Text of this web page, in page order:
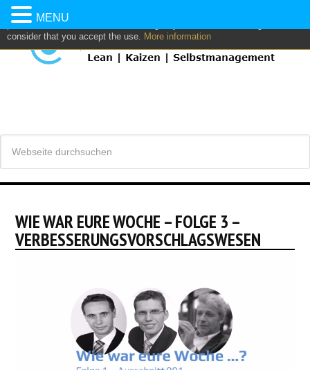
This website uses own and/or third parties cookies to: analyze,
personalize content and/or advertising. If you continue browsing, we
consider that you accept the use. More information
WIE WAR EURE WOCHE – FOLGE 3 –
VERBESSERUNGSVORSCHLAGSWESEN
MENU